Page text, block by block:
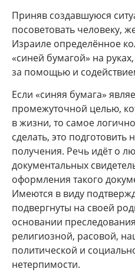
Приняв создавшуюся
посоветовать человеку,
Израиле определённое
«синей бумагой» на
за помощью и
Если «синяя бумага»
промежуточной целью,
в жизни, то самое
сделать, это подготовить
получения. Речь идёт о
документальных
оформления такого
Имеются в виду
подвергнуты на своей
основании
религиозной, расовой,
политической и
нетерпимости.